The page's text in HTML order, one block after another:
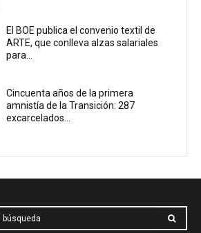
El BOE publica el convenio textil de
ARTE, que conlleva alzas salariales
para...
Cincuenta años de la primera
amnistía de la Transición: 287
excarcelados...
búsqueda